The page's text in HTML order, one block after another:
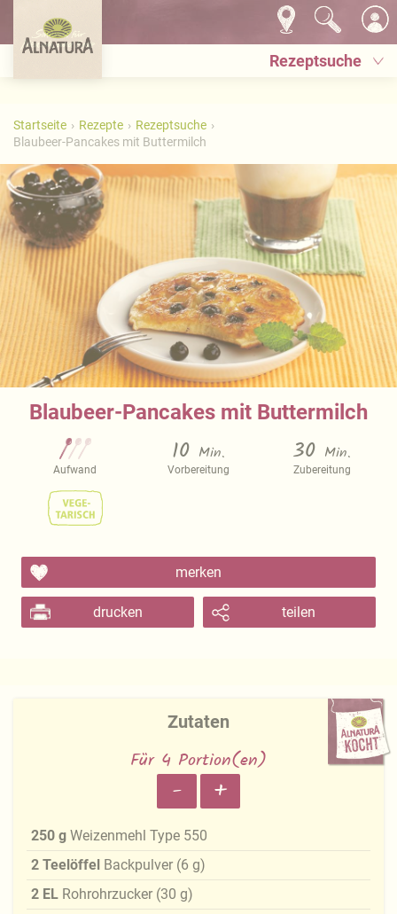
Rezeptsuche
Startseite Rezepte
Rezeptsuche
Blaubeer-Pancakes mit Buttermilch
Blaubeer-Pancakes mit Buttermilch
Aufwand
10 Min.
Vorbereitung
30 Min.
Zubereitung
merken
drucken teilen
Zutaten
Für 4 Portion(en)
- +
250 g Weizenmehl Type 550
2 Teelöffel Backpulver (6 g)
2 EL Rohrohrzucker (30 g)